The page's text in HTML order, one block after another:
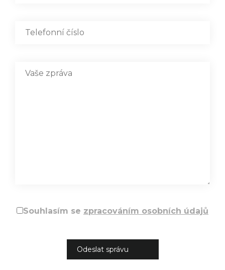
Souhlasím se zpracováním osobních údajů